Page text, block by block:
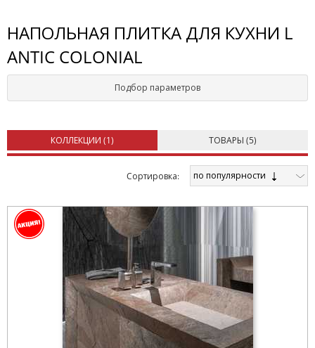
НАПОЛЬНАЯ ПЛИТКА ДЛЯ КУХНИ L
ANTIC COLONIAL
Подбор параметров
КОЛЛЕКЦИИ (1) ТОВАРЫ (5)
Cортировка: по популярности